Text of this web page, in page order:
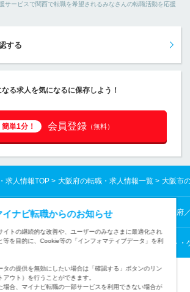
サービスで関西で転職を希望されるみなさんの転職活動を応援
する
なる求人を気になるに保存しよう！
簡単1分！ 会員登録 （無料）
求人情報TOP 大阪府の転職・求人情報一覧 大阪市
求人情報TOP 大阪府の転職・求人情報一覧 大阪府
ーネット・ゲームから探す WEB・インターネット・
イナビ転職からのお知らせ
イトの継続的な改善や、ユーザーのみなさまに最適化され
等を目的に、Cookie等の「インフォマティブデータ」を利
タの提供を無効にしたい場合は「確認する」ボタンのリン
ウト）を行うことができます。
合、マイナビ転職の一部サービスを利用できない場合が